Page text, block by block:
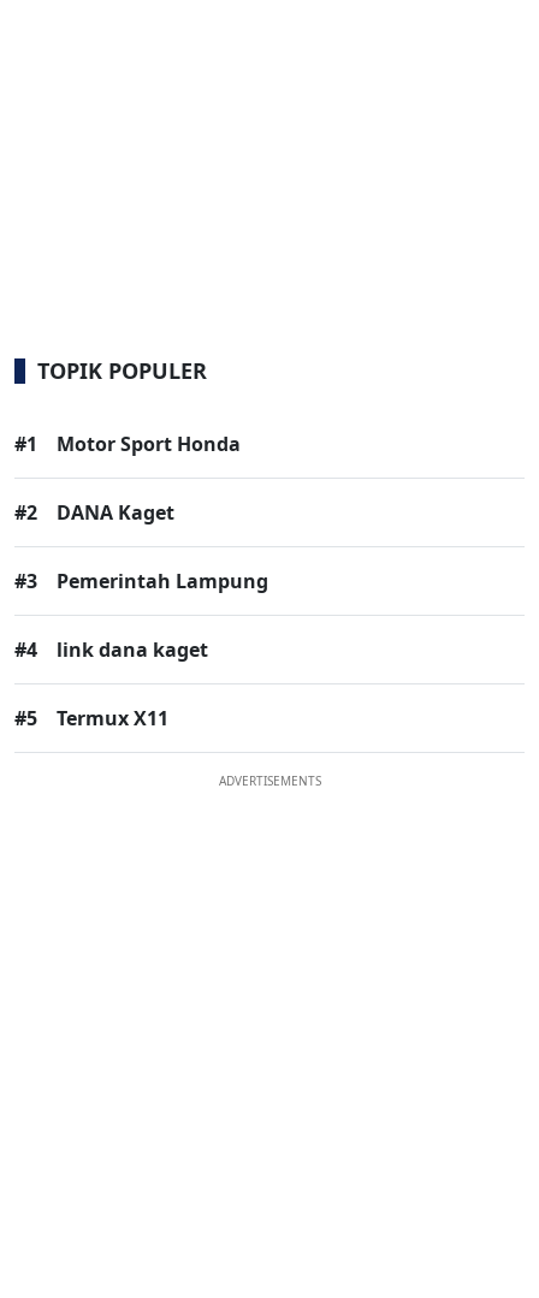
TOPIK POPULER
#1 Motor Sport Honda
#2 DANA Kaget
#3 Pemerintah Lampung
#4 link dana kaget
#5 Termux X11
ADVERTISEMENTS